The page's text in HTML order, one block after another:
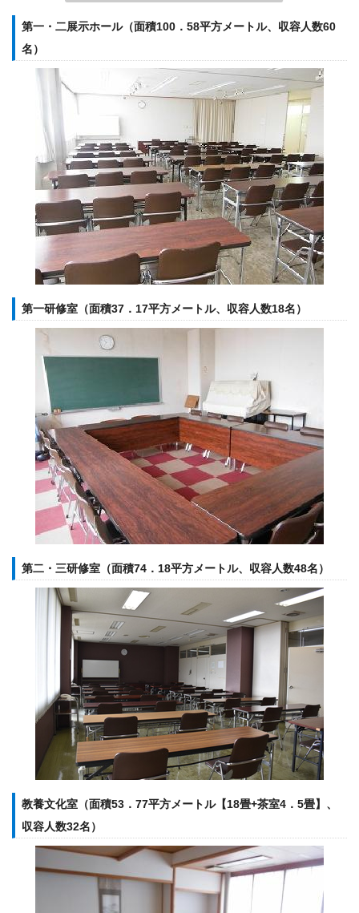
第一・二展示ホール（面積100．58平方メートル、収容人数60
名）
第一研修室（面積37．17平方メートル、収容人数18名）
第二・三研修室（面積74．18平方メートル、収容人数48名）
教養文化室（面積53．77平方メートル【18畳+茶室4．5畳】、
収容人数32名）